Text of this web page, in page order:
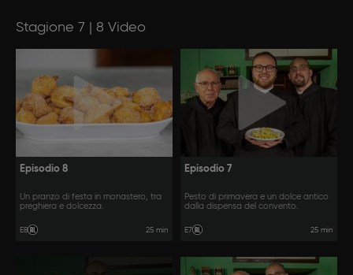
Stagione 7 | 8 Video
Episodio 8
Un pranzo di festa in monastero, tra
preghiera e dolcezza.
E8 25 min
Episodio 7
Pesto di primavera e un dolce antico
dalla dispensa del convento.
E7 25 min